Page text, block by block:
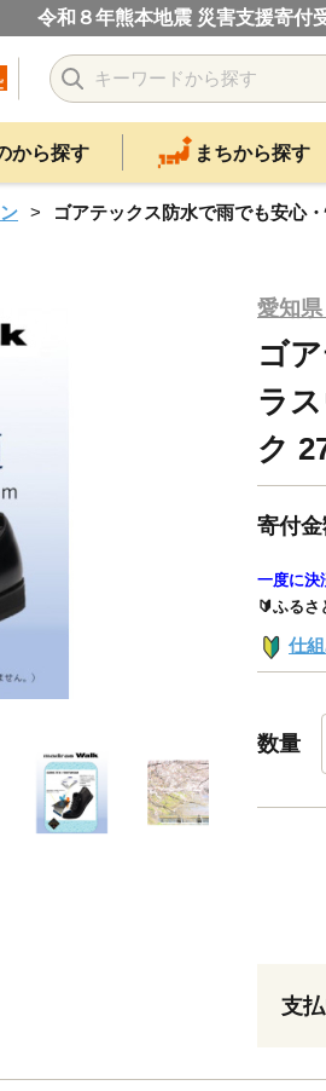
令和８年熊本地震 災害支援寄付
から探す まちから探す
ゴアテックス防水で雨でも安心
愛知県
ゴ
ラ
ク
寄付
一度に決
🔰ふるさ
仕
数量
支